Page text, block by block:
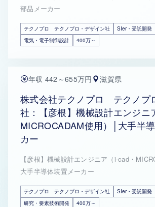
部品メーカー
テクノプロ テクノプロ・デザイン社
SIer・受託開発
電気・電子制御設計
400万～
年収 442～655万円 滋賀県
株式会社テクノプロ テクノプ
社：【彦根】機械設計エンジニ
MICROCADAM使用）│大手半
カー
【彦根】機械設計エンジニア（i-cad・
大手半導体装置メーカー
テクノプロ テクノプロ・デザイン社
SIer・受託開発
研究・要素技術開発
400万～